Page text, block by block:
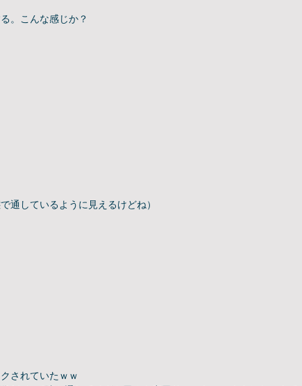
。こんな感じか？
通しているように見えるけどね）
されていたｗｗ